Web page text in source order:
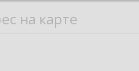
на карте